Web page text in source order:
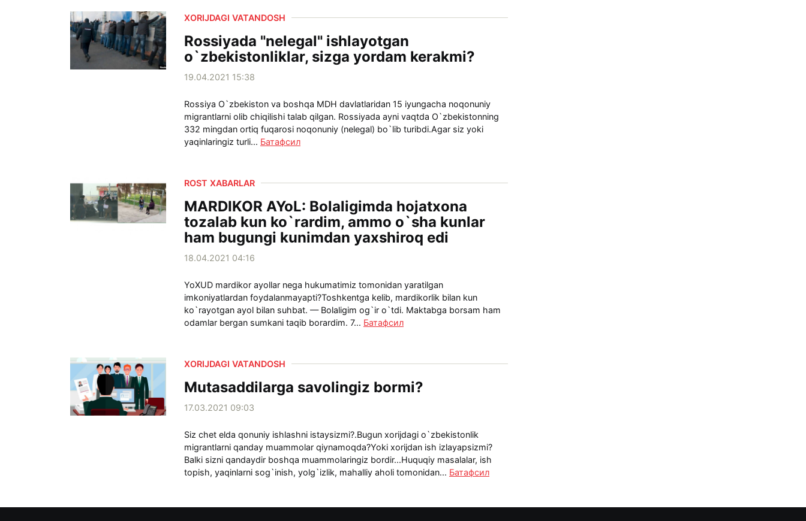
XORIJDAGI VATANDOSH
Rossiyada "nelegal" ishlayotgan
o`zbekistonliklar, sizga yordam kerakmi?
19.04.2021 15:38
Rossiya O`zbekiston va boshqa MDH davlatlaridan 15 iyungacha noqonuniy
migrantlarni olib chiqilishi talab qilgan. Rossiyada ayni vaqtda O`zbekistonning
332 mingdan ortiq fuqarosi noqonuniy (nelegal) bo`lib turibdi.Agar siz yoki
yaqinlaringiz turli... Батафсил
ROST XABARLAR
MARDIKOR AYoL: Bolaligimda hojatxona
tozalab kun ko`rardim, ammo o`sha kunlar
ham bugungi kunimdan yaxshiroq edi
18.04.2021 04:16
YoXUD mardikor ayollar nega hukumatimiz tomonidan yaratilgan
imkoniyatlardan foydalanmayapti?Toshkentga kelib, mardikorlik bilan kun
ko`rayotgan ayol bilan suhbat. — Bolaligim og`ir o`tdi. Maktabga borsam ham
odamlar bergan sumkani taqib borardim. 7... Батафсил
XORIJDAGI VATANDOSH
Mutasaddilarga savolingiz bormi?
17.03.2021 09:03
Siz chet elda qonuniy ishlashni istaysizmi?.Bugun xorijdagi o`zbekistonlik
migrantlarni qanday muammolar qiynamoqda?Yoki xorijdan ish izlayapsizmi?
Balki sizni qandaydir boshqa muammolaringiz bordir...Huquqiy masalalar, ish
topish, yaqinlarni sog`inish, yolg`izlik, mahalliy aholi tomonidan... Батафсил